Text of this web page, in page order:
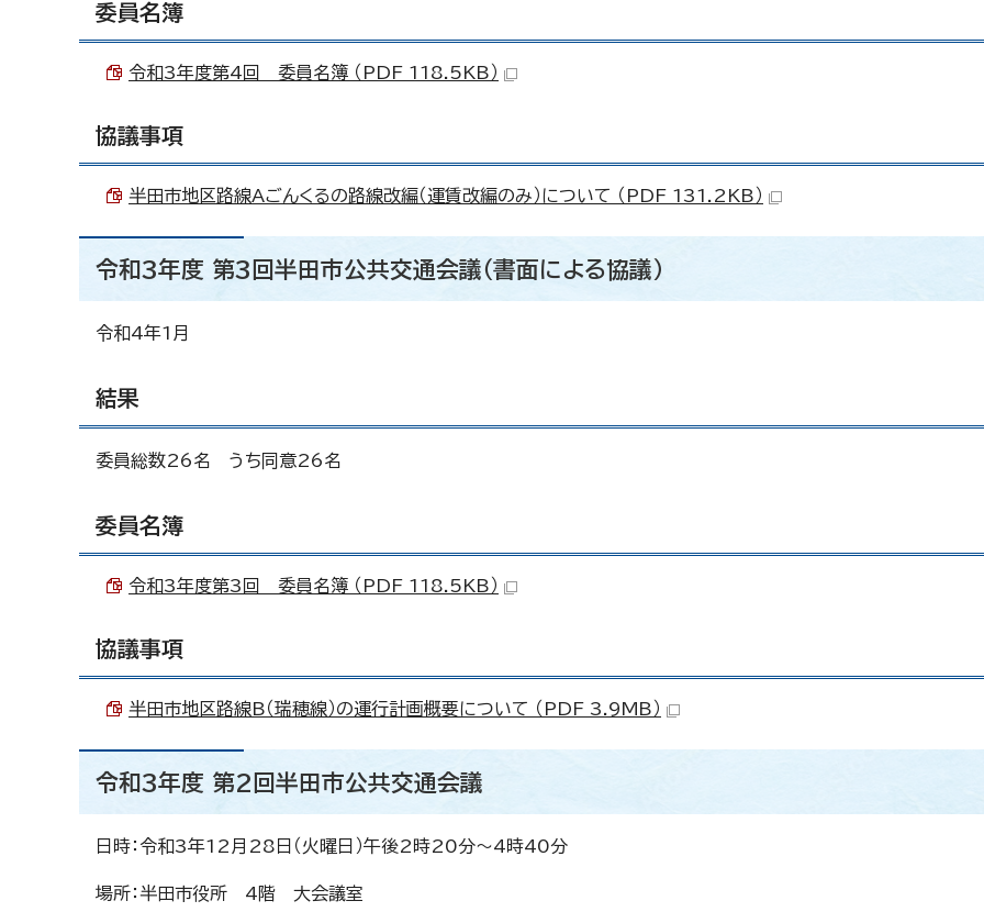
委員名簿
令和3年度第4回 委員名簿 （PDF 118.5KB）
協議事項
半田市地区路線Aごんくるの路線改編（運賃改編のみ）について （PDF 131.2KB）
令和3年度 第3回半田市公共交通会議（書面による協議）
令和4年1月
結果
委員総数26名 うち同意26名
委員名簿
令和3年度第3回 委員名簿 （PDF 118.5KB）
協議事項
半田市地区路線B（瑞穂線）の運行計画概要について （PDF 3.9MB）
令和3年度 第2回半田市公共交通会議
日時：令和3年12月28日（火曜日）午後2時20分～4時40分
場所：半田市役所 4階 大会議室